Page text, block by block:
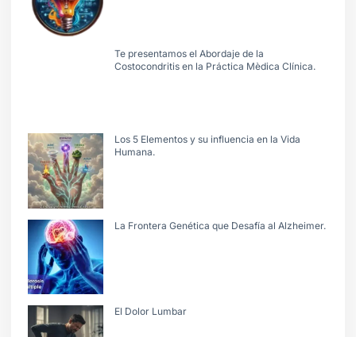
Te presentamos el Abordaje de la
Costocondritis en la Práctica Mèdica Clínica.
Los 5 Elementos y su influencia en la Vida
Humana.
La Frontera Genética que Desafía al Alzheimer.
El Dolor Lumbar